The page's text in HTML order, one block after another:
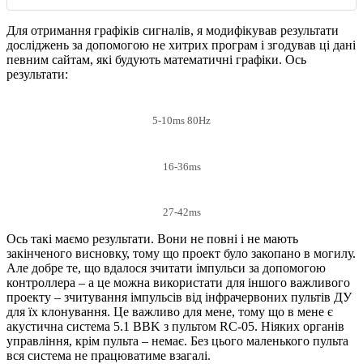
Для отримання графіків сигналів, я модифікував результати
досліджень за допомогою не хитрих програм і згодував ці дані
певним сайтам, які будують математичні графіки. Ось
результати:
5-10ms 80Hz
16-36ms
27-42ms
Ось такі маємо результати. Вони не повні і не мають
закінченого висновку, тому що проект було закопано в могилу.
Але добре те, що вдалося зчитати імпульси за допомогою
контроллера – а це можна використати для іншого важливого
проекту – зчитування імпульсів від інфрачервоних пультів ДУ
для їх клонування. Це важливо для мене, тому що в мене є
акустична система 5.1 BBK з пультом RC-05. Ніяких органів
управління, крім пульта – немає. Без цього маленького пульта
вся система не працюватиме взагалі.